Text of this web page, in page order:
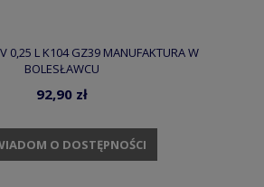
0,25 L K104 GZ39 MANUFAKTURA W
BOLESŁAWCU
92,90 zł
O DOSTĘPNOŚCI